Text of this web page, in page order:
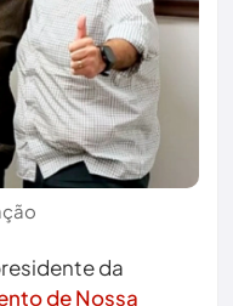
da
de Nossa